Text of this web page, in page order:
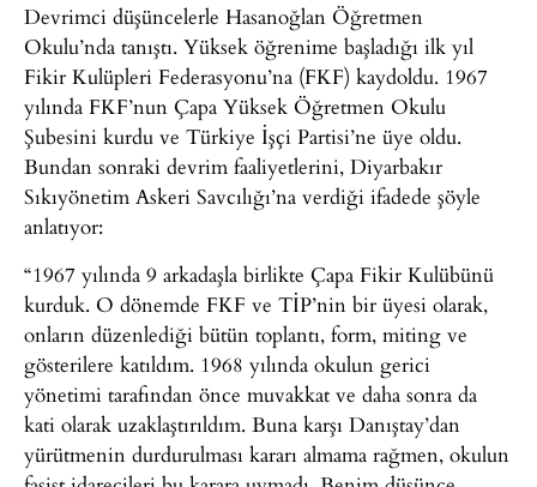
Devrimci düşüncelerle Hasanoğlan Öğretmen
Okulu’nda tanıştı. Yüksek öğrenime başladığı ilk yıl
Fikir Kulüpleri Federasyonu’na (FKF) kaydoldu. 1967
yılında FKF’nun Çapa Yüksek Öğretmen Okulu
Şubesini kurdu ve Türkiye İşçi Partisi’ne üye oldu.
Bundan sonraki devrim faaliyetlerini, Diyarbakır
Sıkıyönetim Askeri Savcılığı’na verdiği ifadede şöyle
anlatıyor:
“1967 yılında 9 arkadaşla birlikte Çapa Fikir Kulübünü
kurduk. O dönemde FKF ve TİP’nin bir üyesi olarak,
onların düzenlediği bütün toplantı, form, miting ve
gösterilere katıldım. 1968 yılında okulun gerici
yönetimi tarafından önce muvakkat ve daha sonra da
kati olarak uzaklaştırıldım. Buna karşı Danıştay’dan
yürütmenin durdurulması kararı almama rağmen, okulun